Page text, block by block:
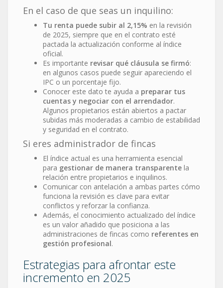
En el caso de que seas un inquilino:
Tu renta puede subir al 2,15% en la revisión
de 2025, siempre que en el contrato esté
pactada la actualización conforme al índice
oficial.
Es importante revisar qué cláusula se firmó:
en algunos casos puede seguir apareciendo el
IPC o un porcentaje fijo.
Conocer este dato te ayuda a preparar tus
cuentas y negociar con el arrendador.
Algunos propietarios están abiertos a pactar
subidas más moderadas a cambio de estabilidad
y seguridad en el contrato.
Si eres administrador de fincas
El índice actual es una herramienta esencial
para gestionar de manera transparente la
relación entre propietarios e inquilinos.
Comunicar con antelación a ambas partes cómo
funciona la revisión es clave para evitar
conflictos y reforzar la confianza.
Además, el conocimiento actualizado del índice
es un valor añadido que posiciona a las
administraciones de fincas como referentes en
gestión profesional.
Estrategias para afrontar este
incremento en 2025